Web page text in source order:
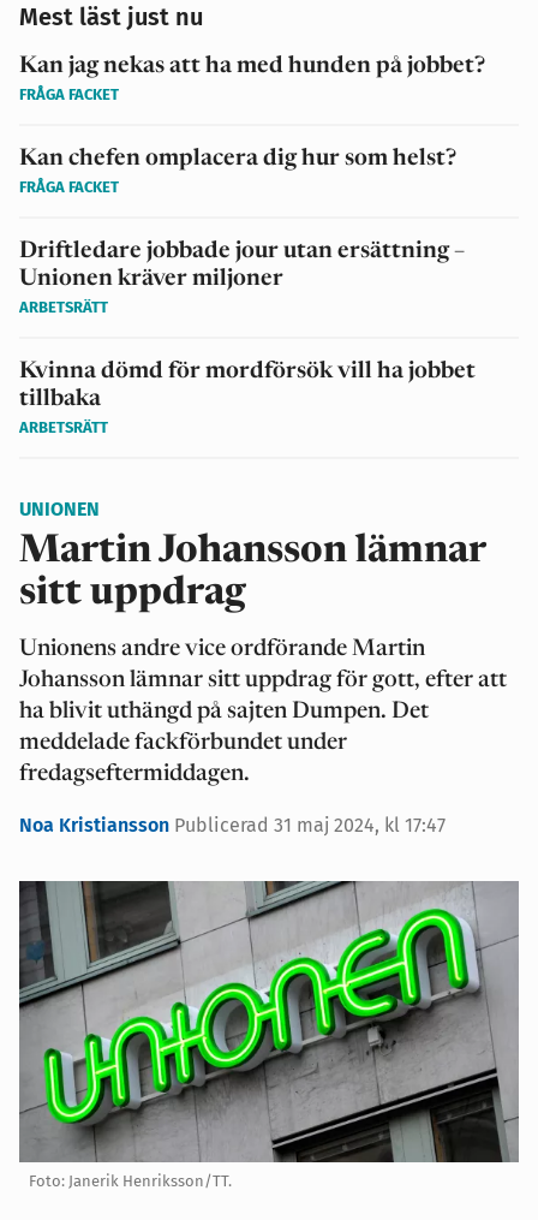
Mest läst just nu
Kan jag nekas att ha med hunden på jobbet?
FRÅGA FACKET
Kan chefen omplacera dig hur som helst?
FRÅGA FACKET
Driftledare jobbade jour utan ersättning –
Unionen kräver miljoner
ARBETSRÄTT
Kvinna dömd för mordförsök vill ha jobbet
tillbaka
ARBETSRÄTT
UNIONEN
Martin Johansson lämnar
sitt uppdrag
Unionens andre vice ordförande Martin
Johansson lämnar sitt uppdrag för gott, efter att
ha blivit uthängd på sajten Dumpen. Det
meddelade fackförbundet under
fredagseftermiddagen.
Noa Kristiansson Publicerad 31 maj 2024, kl 17:47
Foto: Janerik Henriksson/TT.